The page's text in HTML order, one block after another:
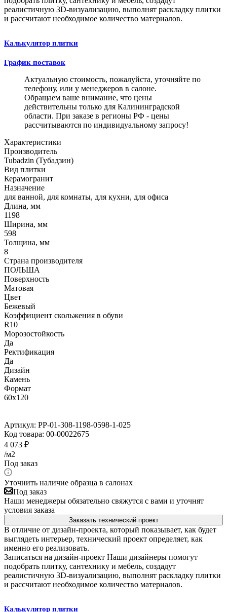
реалистичную 3D-визуализацию, выполнят раскладку плитки
и рассчитают необходимое количество материалов.
Калькулятор плитки
График поставок
Актуальную стоимость, пожалуйста, уточняйте по
телефону, или у менеджеров в салоне.
Обращаем ваше внимание, что цены
действительны только для Калининградской
области. При заказе в регионы РФ - цены
рассчитываются по индивидуальному запросу!
Характеристики
Производитель
Tubadzin (Тубадзин)
Вид плитки
Керамогранит
Назначение
для ванной, для комнаты, для кухни, для офиса
Длина, мм
1198
Ширина, мм
598
Толщина, мм
8
Страна производителя
ПОЛЬША
Поверхность
Матовая
Цвет
Бежевый
Коэффициент скольжения в обуви
R10
Морозостойкость
Да
Ректификация
Да
Дизайн
Камень
Формат
60x120
Артикул: PP-01-308-1198-0598-1-025
Код товара: 00-00022675
4 073 ₽
/м2
Под заказ
Уточнить наличие образца в салонах
Под заказ
Наши менеджеры обязательно свяжутся с вами и уточнят
условия заказа
Заказать технический проект
В отличие от дизайн-проекта, который показывает, как будет
выглядеть интерьер, технический проект определяет, как
именно его реализовать.
Записаться на дизайн-проект Наши дизайнеры помогут
подобрать плитку, сантехнику и мебель, создадут
реалистичную 3D-визуализацию, выполнят раскладку плитки
и рассчитают необходимое количество материалов.
Калькулятор плитки